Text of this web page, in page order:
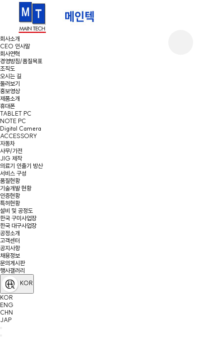
회사소개
CEO 인사말
회사연혁
경영방침/품질목표
조직도
오시는 길
둘러보기
홍보영상
제품소개
휴대폰
TABLET PC
NOTE PC
Digital Camera
ACCESSORY
자동차
사무/가전
JIG 제작
의료기 인출기 방산
서비스 구성
품질현황
기술개발 현황
인증현황
특허현황
설비 및 공정도
한국 구미사업장
한국 대구사업장
공정소개
고객센터
공지사항
채용정보
문의게시판
행사갤러리
KOR
KOR
ENG
CHN
JAP